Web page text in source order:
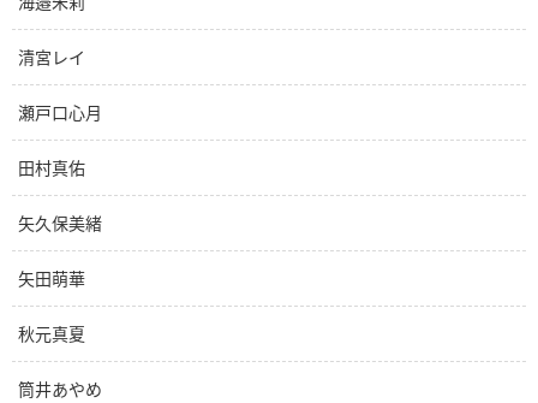
清宮レイ
瀬戸口心月
田村真佑
矢久保美緒
矢田萌華
秋元真夏
筒井あやめ